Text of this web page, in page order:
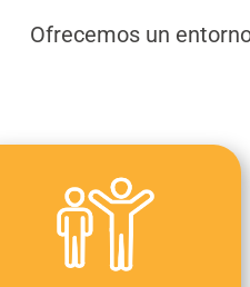
Ofrecemos un